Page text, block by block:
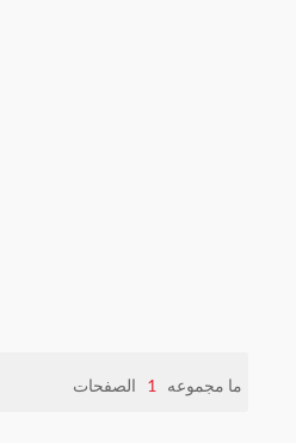
ما مجموعه 1 الصفحات